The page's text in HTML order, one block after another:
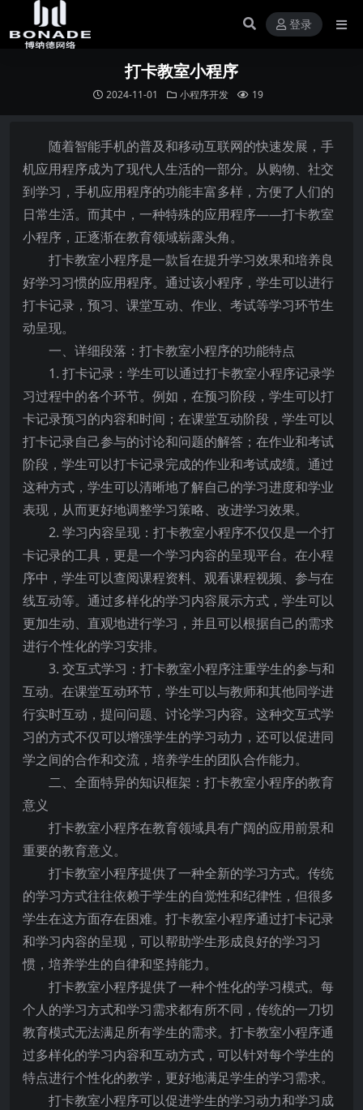
登录
打卡教室小程序
2024-11-01 小程序开发 19
随着智能手机的普及和移动互联网的快速发展，手
机应用程序成为了现代人生活的一部分。从购物、社交
到学习，手机应用程序的功能丰富多样，方便了人们的
日常生活。而其中，一种特殊的应用程序——打卡教室
小程序，正逐渐在教育领域崭露头角。
打卡教室小程序是一款旨在提升学习效果和培养良
好学习习惯的应用程序。通过该小程序，学生可以进行
打卡记录，预习、课堂互动、作业、考试等学习环节生
动呈现。
一、详细段落：打卡教室小程序的功能特点
1. 打卡记录：学生可以通过打卡教室小程序记录学
习过程中的各个环节。例如，在预习阶段，学生可以打
卡记录预习的内容和时间；在课堂互动阶段，学生可以
打卡记录自己参与的讨论和问题的解答；在作业和考试
阶段，学生可以打卡记录完成的作业和考试成绩。通过
这种方式，学生可以清晰地了解自己的学习进度和学业
表现，从而更好地调整学习策略、改进学习效果。
2. 学习内容呈现：打卡教室小程序不仅仅是一个打
卡记录的工具，更是一个学习内容的呈现平台。在小程
序中，学生可以查阅课程资料、观看课程视频、参与在
线互动等。通过多样化的学习内容展示方式，学生可以
更加生动、直观地进行学习，并且可以根据自己的需求
进行个性化的学习安排。
3. 交互式学习：打卡教室小程序注重学生的参与和
互动。在课堂互动环节，学生可以与教师和其他同学进
行实时互动，提问问题、讨论学习内容。这种交互式学
习的方式不仅可以增强学生的学习动力，还可以促进同
学之间的合作和交流，培养学生的团队合作能力。
二、全面特异的知识框架：打卡教室小程序的教育
意义
打卡教室小程序在教育领域具有广阔的应用前景和
重要的教育意义。
打卡教室小程序提供了一种全新的学习方式。传统
的学习方式往往依赖于学生的自觉性和纪律性，但很多
学生在这方面存在困难。打卡教室小程序通过打卡记录
和学习内容的呈现，可以帮助学生形成良好的学习习
惯，培养学生的自律和坚持能力。
打卡教室小程序提供了一种个性化的学习模式。每
个人的学习方式和学习需求都有所不同，传统的一刀切
教育模式无法满足所有学生的需求。打卡教室小程序通
过多样化的学习内容和互动方式，可以针对每个学生的
特点进行个性化的教学，更好地满足学生的学习需求。
打卡教室小程序可以促进学生的学习动力和学习成